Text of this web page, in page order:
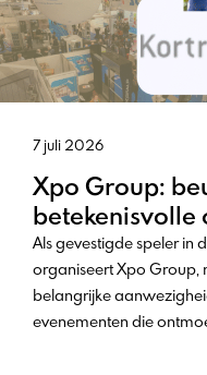
7 juli 2026
Xpo Group:
betekenisvolle
Als gevestigde speler in
organiseert Xpo Group,
belangrijke
evenementen die